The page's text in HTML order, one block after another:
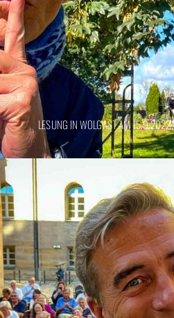
LESUNG IN WOLGAST AM 15.9.2022!